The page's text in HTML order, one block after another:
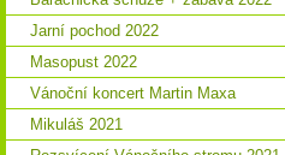
Jarní pochod 2022
Masopust 2022
Vánoční koncert Martin Maxa
Mikuláš 2021